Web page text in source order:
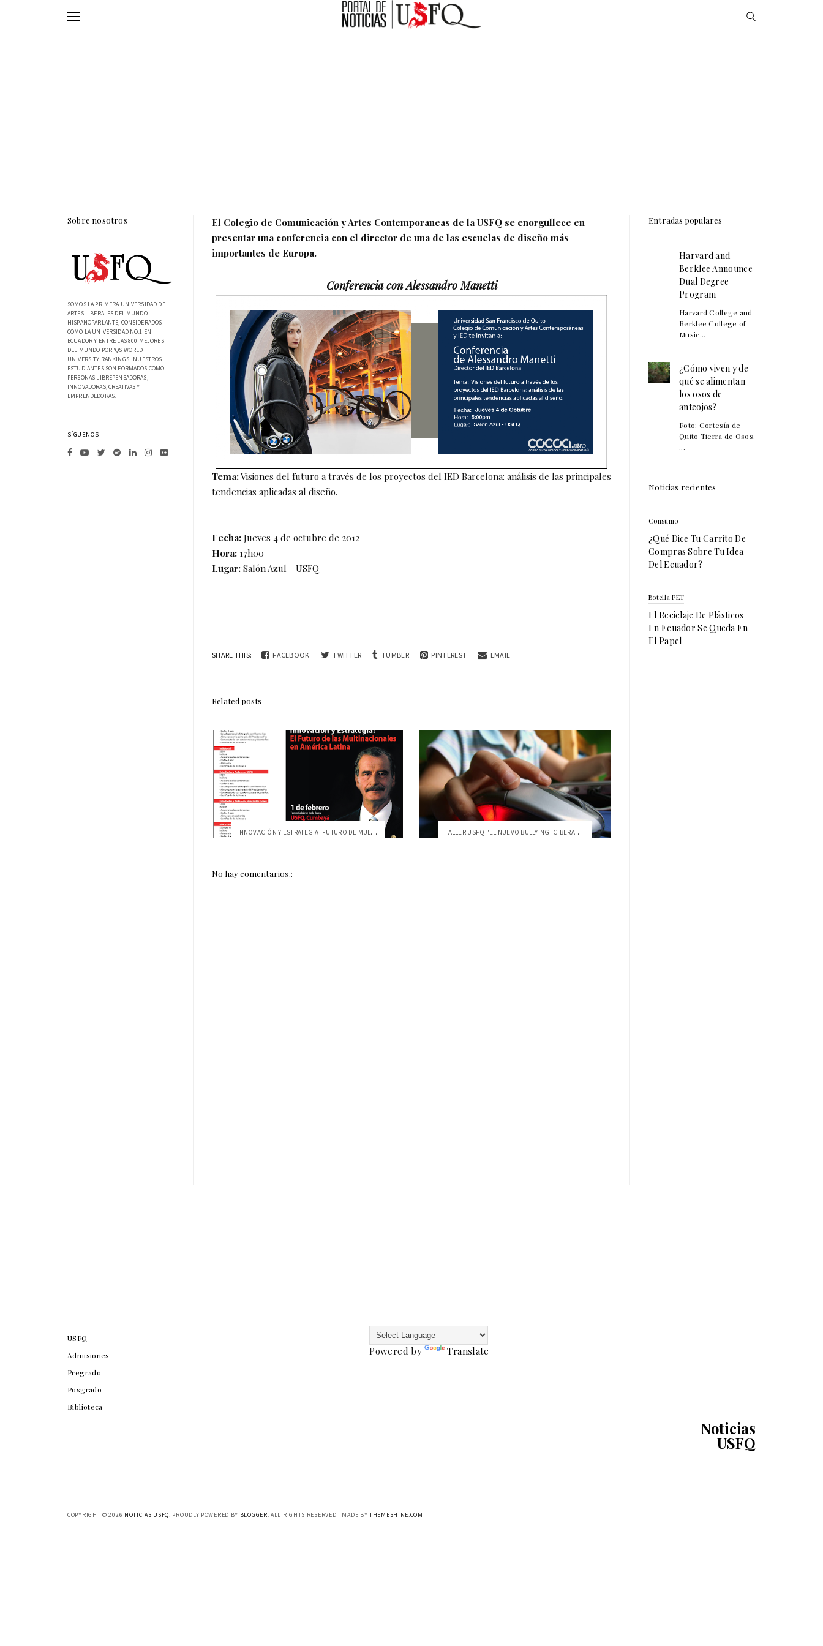
El Colegio de Comunicación y Artes Contemporaneas de la USFQ se enorgullece en
presentar una conferencia con el director de una de las escuelas de diseño más
importantes de Europa.
Conferencia con Alessandro Manetti
Tema:Visiones del futuro a través de los proyectos del IED Barcelona: análisis de las principales
tendencias aplicadas al diseño.
Fecha: Jueves 4 de octubre de 2012
Hora: 17h00
Lugar: Salón Azul - USFQ
SHARE THIS: FACEBOOK TWITTER TUMBLR PINTEREST EMAIL
Related posts
INNOVACIÓN Y ESTRATEGIA: FUTURO DE MULTI... TALLER USFQ "EL NUEVO BULLYING: CIBERACO...
No hay comentarios.:
Sobre nosotros
SOMOS LA PRIMERA UNIVERSIDAD DE
ARTES LIBERALES DEL MUNDO
HISPANOPARLANTE, CONSIDERADOS
COMO LA UNIVERSIDAD NO.1 EN
ECUADOR Y ENTRE LAS 800 MEJORES
DEL MUNDO POR 'QS WORLD
UNIVERSITY RANKINGS'. NUESTROS
ESTUDIANTES SON FORMADOS COMO
PERSONAS LIBREPENSADORAS,
INNOVADORAS, CREATIVAS Y
EMPRENDEDORAS.
SÍGUENOS
Entradas populares
Harvard and
Berklee Announce
Dual Degree
Program
Harvard College and
Berklee College of
Music...
¿Cómo viven y de
qué se alimentan
los osos de
anteojos?
Foto: Cortesía de
Quito Tierra de Osos.
...
Noticias recientes
Consumo
¿Qué Dice Tu Carrito De
Compras Sobre Tu Idea
Del Ecuador?
Botella PET
El Reciclaje De Plásticos
En Ecuador Se Queda En
El Papel
USFQ
Admisiones
Pregrado
Posgrado
Biblioteca
Powered by Translate
Noticias
USFQ
COPYRIGHT ©2026 NOTICIAS USFQ. PROUDLY POWERED BY BLOGGER. ALL RIGHTS RESERVED | MADE BYTHEMESHINE.COM